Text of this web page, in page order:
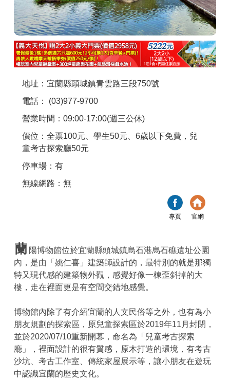
聯絡我們
APP下載
地址：宜蘭縣頭城鎮青雲路三段750號
電話： (03)977-9700
營業時間：09:00-17:00(週三公休)
價位：全票100元、學生50元、6歲以下免費，兒
童考古探索廳50元
停車場：有
無線網路：無
專頁 官網
蘭 陽博物館位於宜蘭縣頭城鎮烏石港烏石礁遺址公園
內，是由「姚仁喜」建築師設計的，最特別的就是那獨
特又現代感的建築物外觀，感覺好像一棟歪斜掉的大
樓，走在裡面更是有空間交錯地感覺。
博物館內除了有介紹宜蘭的人文民俗等之外，也有為小
朋友規劃的探索區，原兒童探索區於2019年11月封閉，
並於2020/07/10重新開幕，命名為「兒童考古探索
廳」，裡面設計的很有質感，原木打造的環境，有考古
沙坑、考古工作室、傳統家屋展示等，讓小朋友在遊玩
中認識宜蘭的歷史文化。